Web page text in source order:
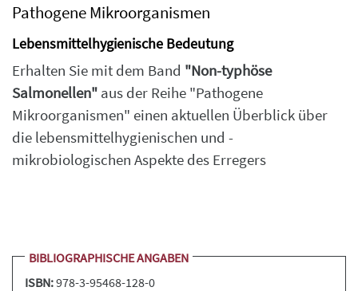
Pathogene Mikroorganismen
Lebensmittelhygienische Bedeutung
Erhalten Sie mit dem Band "Non-typhöse
Salmonellen" aus der Reihe "Pathogene
Mikroorganismen" einen aktuellen Überblick über
die lebensmittelhygienischen und -
mikrobiologischen Aspekte des Erregers
BIBLIOGRAPHISCHE ANGABEN
ISBN:978-3-95468-128-0